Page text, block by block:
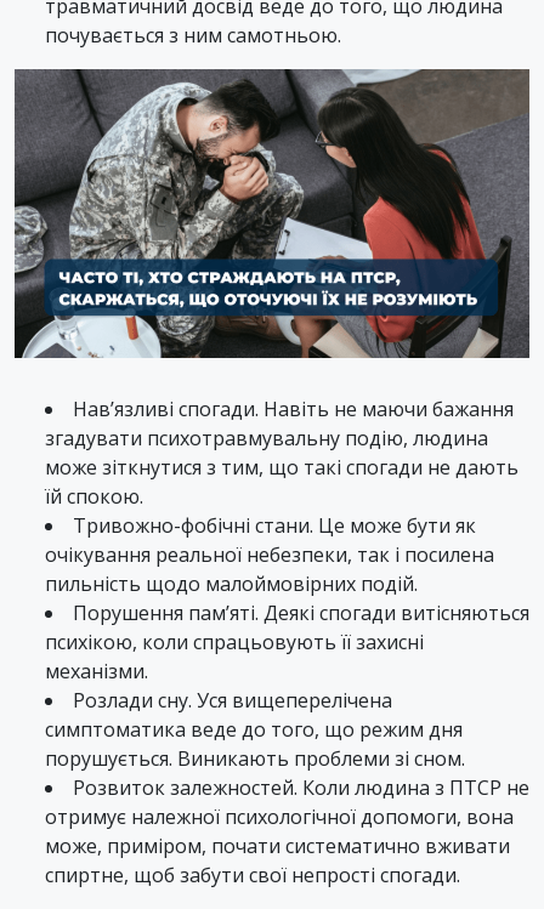
травматичний досвід веде до того, що людина
почувається з ним самотньою.
Нав’язливі спогади. Навіть не маючи бажання
згадувати психотравмувальну подію, людина
може зіткнутися з тим, що такі спогади не дають
їй спокою.
Тривожно-фобічні стани. Це може бути як
очікування реальної небезпеки, так і посилена
пильність щодо малоймовірних подій.
Порушення пам’яті. Деякі спогади витісняються
психікою, коли спрацьовують її захисні
механізми.
Розлади сну. Уся вищеперелічена
симптоматика веде до того, що режим дня
порушується. Виникають проблеми зі сном.
Розвиток залежностей. Коли людина з ПТСР не
отримує належної психологічної допомоги, вона
може, приміром, почати систематично вживати
спиртне, щоб забути свої непрості спогади.